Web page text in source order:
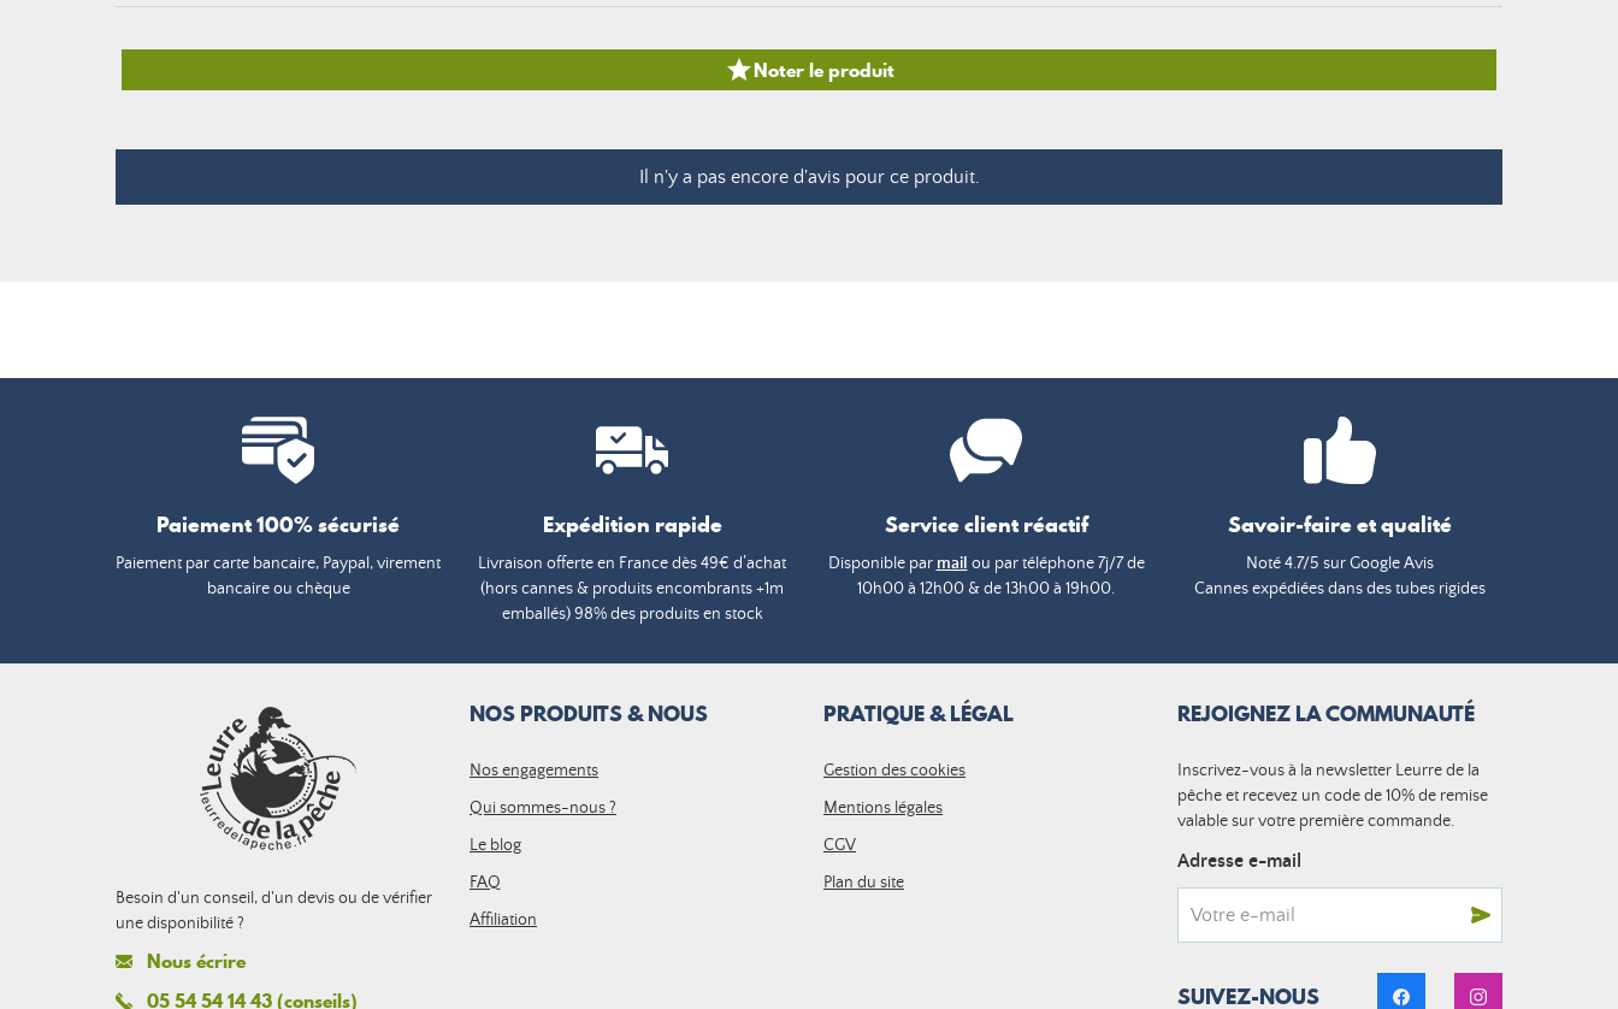
Noter le produit
Il n'y a pas encore d'avis pour ce produit.
Paiement 100% sécurisé
Paiement par carte bancaire, Paypal, virement
bancaire ou chèque
Expédition rapide
Livraison offerte en France dès 49€ d’achat
(hors cannes & produits encombrants +1m
emballés) 98% des produits en stock
Service client réactif
Disponible par mail ou par téléphone 7j/7 de
10h00 à 12h00 & de 13h00 à 19h00.
Savoir-faire et qualité
Noté 4.7/5 sur Google Avis
Cannes expédiées dans des tubes rigides
Besoin d'un conseil, d'un devis ou de vérifier
une disponibilité ?
Nous écrire
05 54 54 14 43 (conseils)
NOS PRODUITS & NOUS
Nos engagements
Qui sommes-nous ?
Le blog
FAQ
Affiliation
PRATIQUE & LÉGAL
Gestion des cookies
Mentions légales
CGV
Plan du site
REJOIGNEZ LA COMMUNAUTÉ
Inscrivez-vous à la newsletter Leurre de la
pêche et recevez un code de 10% de remise
valable sur votre première commande.
Adresse e-mail
SUIVEZ-NOUS